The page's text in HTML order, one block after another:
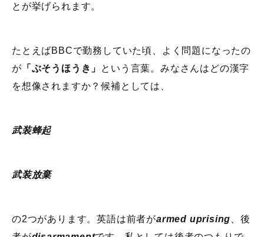
とが挙げられます。
たとえばBBCで勤務していた頃、よく問題になったの
が 「ぶそうほうき」
という言葉。みなさんはどの漢字
を想像されますか？候補としては、
武装蜂起
武装放棄
の2つがあります。英語は前者がarmed uprising 、後